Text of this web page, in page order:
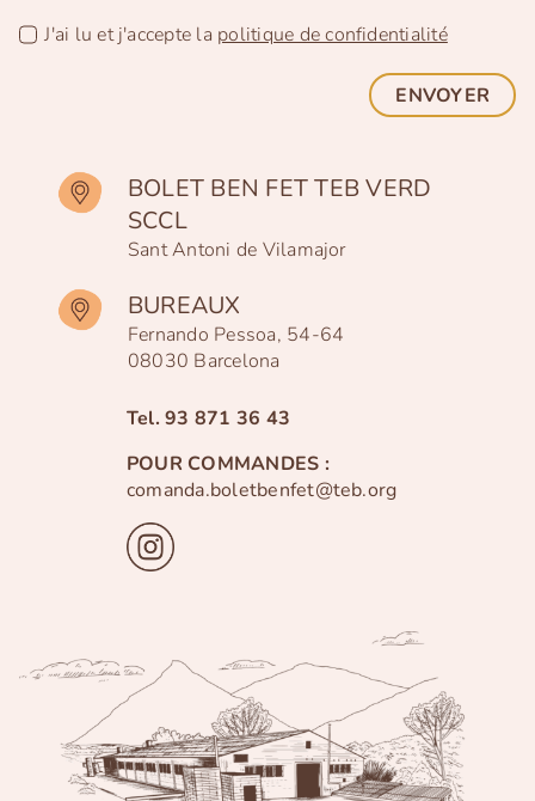
J'ai lu et j'accepte la politique de confidentialité
ENVOYER
BOLET BEN FET TEB VERD
SCCL
Sant Antoni de Vilamajor
BUREAUX
Fernando Pessoa, 54-64
08030 Barcelona
Tel.93 871 36 43
POUR COMMANDES :
comanda.boletbenfet@teb.org